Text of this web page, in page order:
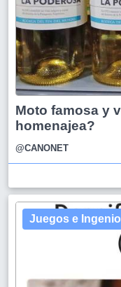
Moto famosa y
homenajea?
@CANONET
Juegos e Ingenio